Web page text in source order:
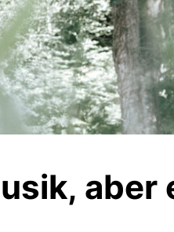
aber